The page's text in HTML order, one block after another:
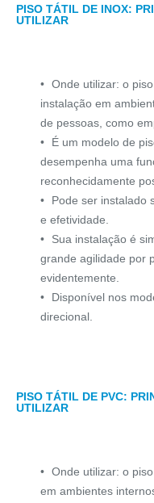
PISO TÁTIL DE INOX:
UTILIZAR
Onde utilizar: o
instalação em
de pessoas, como
É um modelo de
desempenha uma
reconhecidamente
Pode ser instalado
e efetividade.
Sua instalação é
grande agilidade por
evidentemente.
Disponível nos
direcional.
PISO TÁTIL DE PVC:
UTILIZAR
Onde utilizar: o
em ambientes